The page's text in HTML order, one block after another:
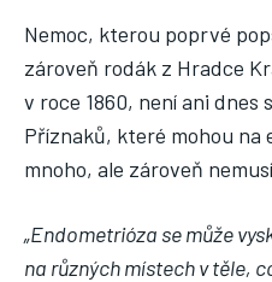
Nemoc, kterou poprvé
zároveň rodák z Hradce
v roce 1860, není ani dnes
Příznaků, které mohou
mnoho, ale zároveň
„Endometrióza se může
na různých místech v těle,